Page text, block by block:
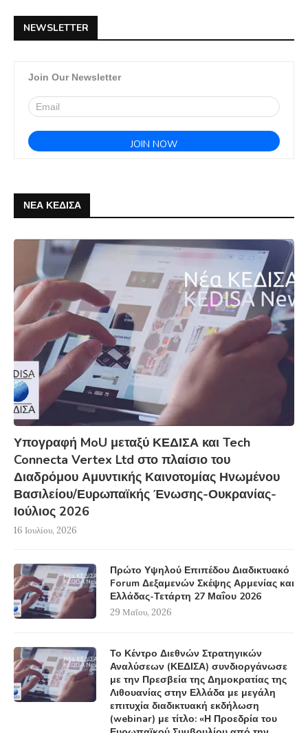
NEWSLETTER
Join Our Newsletter
ΝΕΑ ΚΕΔΙΣΑ
Υπογραφή MoU μεταξύ ΚΕΔΙΣΑ και Tech
Connecta Vertex Ltd στο πλαίσιο του
Διαδρόμου Αμυντικής Καινοτομίας Ηνωμένου
Βασιλείου/Ευρωπαϊκής Ένωσης-Ουκρανίας-
Ιούλιος 2026
16 Ιουλίου, 2026
Πρώτο Υψηλού Επιπέδου Διαδικτυακό
Forum Δεξαμενών Σκέψης Αρμενίας και
Ελλάδας-Τετάρτη 27 Μαΐου 2026
29 Μαΐου, 2026
Το Κέντρο Διεθνών Στρατηγικών
Αναλύσεων (ΚΕΔΙΣΑ) συνδιοργάνωσε
με την Πρεσβεία της Δημοκρατίας της
Λιθουανίας στην Ελλάδα με μεγάλη
επιτυχία διαδικτυακή εκδήλωση
(webinar) με τίτλο: «Η Προεδρία του